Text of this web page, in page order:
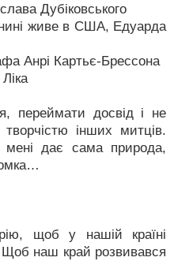
Дубіковського
нині живе в США, Едуарда
Анрі Картьє-Брессона
переймати досвід і не
інших митців.
мені дає сама природа,
щоб у нашій країні
наш край розвивався